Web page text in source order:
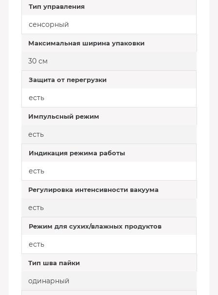
Тип управления
сенсорный
Максимальная ширина упаковки
30 см
Защита от перегрузки
есть
Импульсный режим
есть
Индикация режима работы
есть
Регулировка интенсивности вакуума
есть
Режим для сухих/влажных продуктов
есть
Тип шва пайки
одинарный